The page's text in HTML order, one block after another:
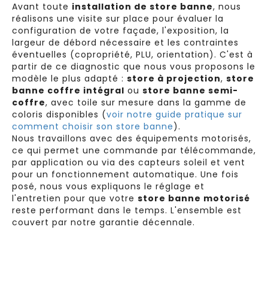
Avant toute installation de store banne, nous
réalisons une visite sur place pour évaluer la
configuration de votre façade, l'exposition, la
largeur de débord nécessaire et les contraintes
éventuelles (copropriété, PLU, orientation). C'est à
partir de ce diagnostic que nous vous proposons le
modèle le plus adapté : store à projection, store
banne coffre intégral ou store banne semi-
coffre, avec toile sur mesure dans la gamme de
coloris disponibles (voir notre guide pratique sur
comment choisir son store banne).
Nous travaillons avec des équipements motorisés,
ce qui permet une commande par télécommande,
par application ou via des capteurs soleil et vent
pour un fonctionnement automatique. Une fois
posé, nous vous expliquons le réglage et
l'entretien pour que votre store banne motorisé
reste performant dans le temps. L'ensemble est
couvert par notre garantie décennale.